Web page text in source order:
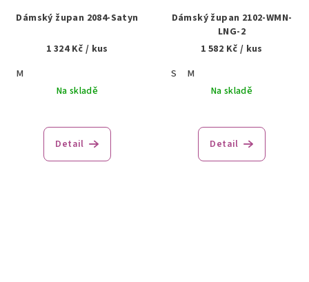
Dámský župan 2084-Satyn
1 324 Kč / kus
M
Na skladě
Detail
Dámský župan 2102-WMN-
LNG-2
1 582 Kč / kus
S
M
Na skladě
Detail